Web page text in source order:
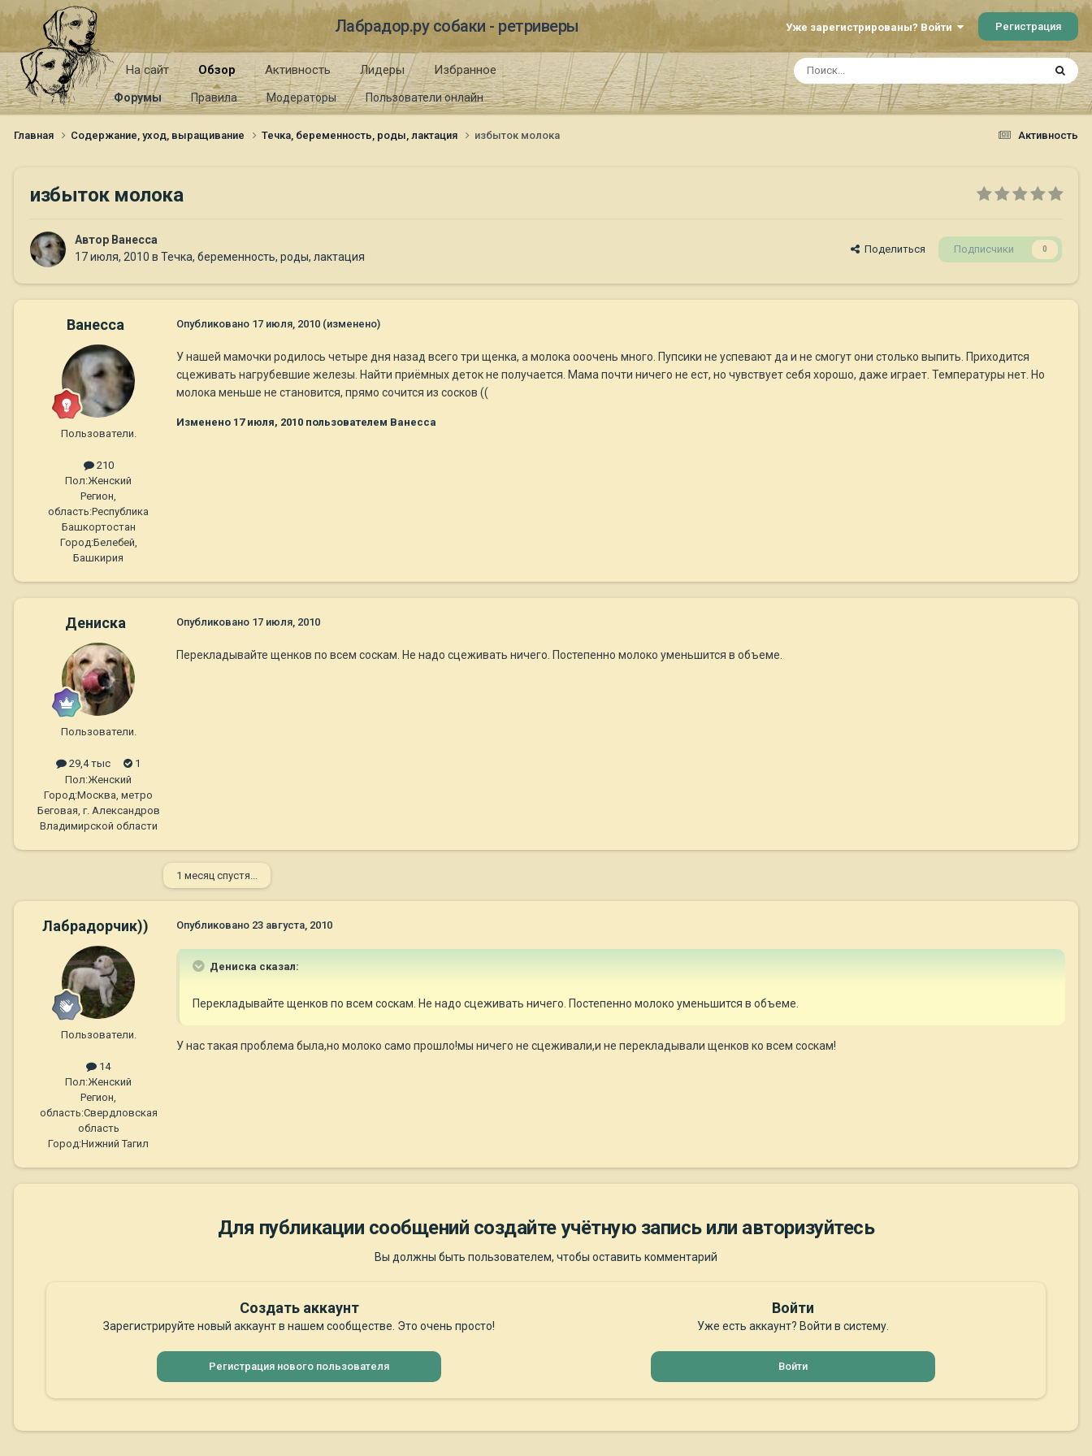
Лабрадор.ру собаки - ретриверы Уже зарегистрированы? Войти Регистрация
На сайт Обзор
Форумы Правила Модераторы Пользователи онлайн
Активность Лидеры Избранное
Активность
Главная Содержание, уход, выращивание Течка, беременность, роды, лактация избыток молока
избыток молока
Автор Ванесса
17 июля, 2010 в Течка, беременность, роды, лактация
Поделиться Подписчики 0
Ванесса
Пользователи.
210
Пол:Женский
Регион,
область:Республика
Башкортостан
Город:Белебей,
Башкирия
Опубликовано 17 июля, 2010 (изменено)
У нашей мамочки родилось четыре дня назад всего три щенка, а молока ооочень много. Пупсики не успевают да и не смогут они столько выпить. Приходится
сцеживать нагрубевшие железы. Найти приёмных деток не получается. Мама почти ничего не ест, но чувствует себя хорошо, даже играет. Температуры нет. Но
молока меньше не становится, прямо сочится из сосков ((
Изменено 17 июля, 2010 пользователем Ванесса
Дениска
Пользователи.
29,4 тыс
1
Пол:Женский
Город:Москва, метро
Беговая, г. Александров
Владимирской области
Опубликовано 17 июля, 2010
Перекладывайте щенков по всем соскам. Не надо сцеживать ничего. Постепенно молоко уменьшится в объеме.
1 месяц спустя...
Лабрадорчик))
Пользователи.
14
Пол:Женский
Регион,
область:Свердловская
область
Город:Нижний Тагил
Опубликовано 23 августа, 2010
Дениска сказал:
Перекладывайте щенков по всем соскам. Не надо сцеживать ничего. Постепенно молоко уменьшится в объеме.
У нас такая проблема была,но молоко само прошло!мы ничего не сцеживали,и не перекладывали щенков ко всем соскам!
Для публикации сообщений создайте учётную запись или авторизуйтесь
Вы должны быть пользователем, чтобы оставить комментарий
Создать аккаунт
Зарегистрируйте новый аккаунт в нашем сообществе. Это очень просто!
Регистрация нового пользователя
Войти
Уже есть аккаунт? Войти в систему.
Войти